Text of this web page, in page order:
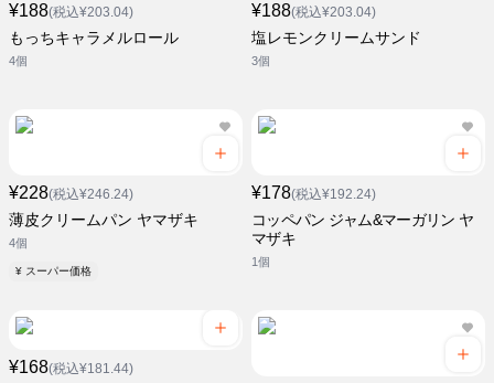
¥188(税込¥203.04)
もっちキャラメルロール
4個
¥188(税込¥203.04)
塩レモンクリームサンド
3個
¥228(税込¥246.24)
薄皮クリームパン ヤマザキ
4個
¥ スーパー価格
¥178(税込¥192.24)
コッペパン ジャム&マーガリン ヤ
マザキ
1個
¥168(税込¥181.44)